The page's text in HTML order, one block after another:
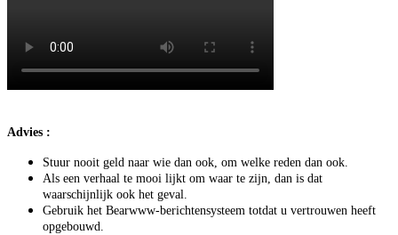
Advies :
Stuur nooit geld naar wie dan ook, om welke reden dan ook.
Als een verhaal te mooi lijkt om waar te zijn, dan is dat
waarschijnlijk ook het geval.
Gebruik het Bearwww-berichtensysteem totdat u vertrouwen heeft
opgebouwd.